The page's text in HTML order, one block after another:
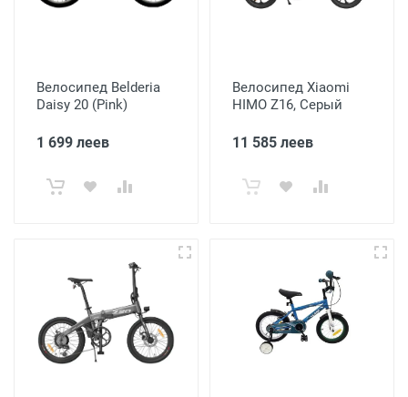
Велосипед Belderia
Daisy 20 (Pink)
1 699 леев
Велосипед Xiaomi
HIMO Z16, Серый
11 585 леев